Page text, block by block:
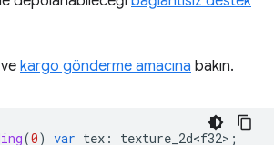
kargo gönderme amacına bakın.
(0) var tex : texture_2d<f32> ;